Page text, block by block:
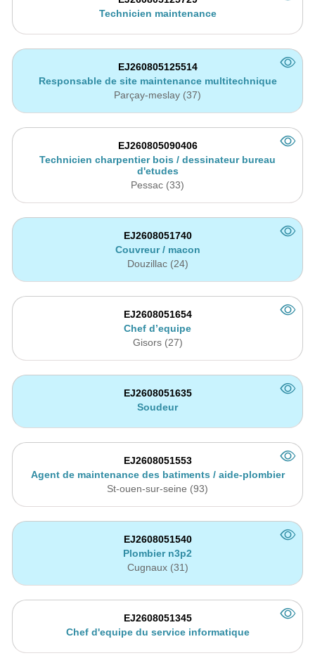
Technicien maintenance
EJ260805125514
Responsable de site maintenance multitechnique
Parçay-meslay (37)
EJ260805090406
Technicien charpentier bois / dessinateur bureau
d'etudes
Pessac (33)
EJ2608051740
Couvreur / macon
Douzillac (24)
EJ2608051654
Chef d’equipe
Gisors (27)
EJ2608051635
Soudeur
EJ2608051553
Agent de maintenance des batiments / aide‑plombier
St‑ouen‑sur‑seine (93)
EJ2608051540
Plombier n3p2
Cugnaux (31)
EJ2608051345
Chef d'equipe du service informatique